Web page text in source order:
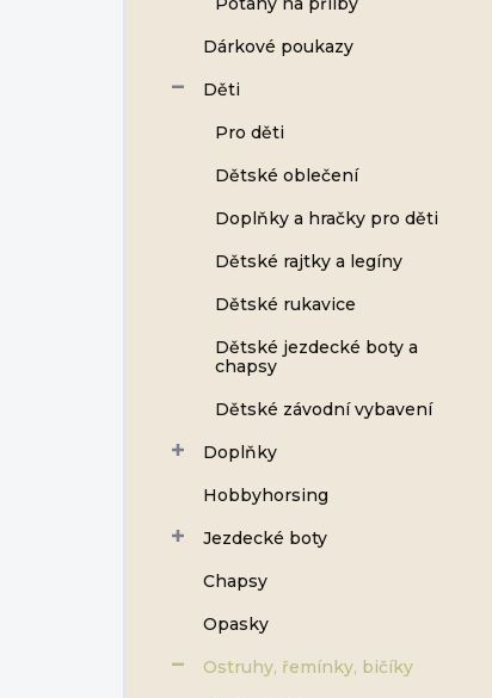
Dárkové poukazy
Děti
Pro děti
Dětské oblečení
Doplňky a hračky pro děti
Dětské rajtky a legíny
Dětské rukavice
Dětské jezdecké boty a
chapsy
Dětské závodní vybavení
Doplňky
Hobbyhorsing
Jezdecké boty
Chapsy
Opasky
Ostruhy, řemínky, bičíky